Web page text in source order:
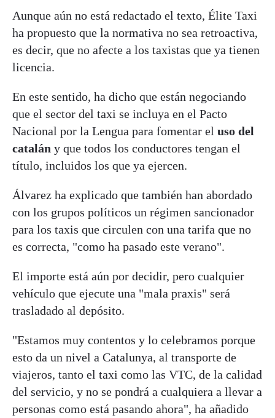
Aunque aún no está redactado el texto, Élite Taxi
ha propuesto que la normativa no sea retroactiva,
es decir, que no afecte a los taxistas que ya tienen
licencia.
En este sentido, ha dicho que están negociando
que el sector del taxi se incluya en el Pacto
Nacional por la Lengua para fomentar el uso del
catalán y que todos los conductores tengan el
título, incluidos los que ya ejercen.
Álvarez ha explicado que también han abordado
con los grupos políticos un régimen sancionador
para los taxis que circulen con una tarifa que no
es correcta, "como ha pasado este verano".
El importe está aún por decidir, pero cualquier
vehículo que ejecute una "mala praxis" será
trasladado al depósito.
"Estamos muy contentos y lo celebramos porque
esto da un nivel a Catalunya, al transporte de
viajeros, tanto el taxi como las VTC, de la calidad
del servicio, y no se pondrá a cualquiera a llevar a
personas como está pasando ahora", ha añadido